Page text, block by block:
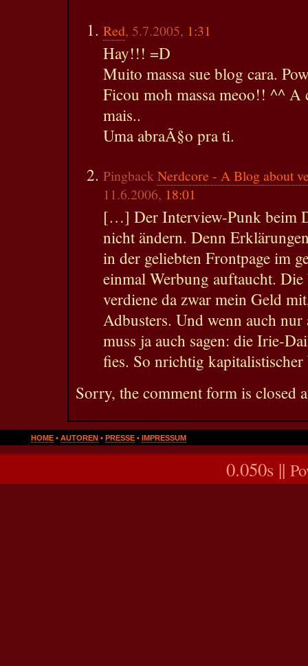
Red, 5.7.2005, 1:31
Hay!!! =D
Muito massa sue blog cara.
Ficou moh massa meoo!! ^^ A
mais..
Uma abraÃ§o pra ti.
PingbackNerdcore - A Blog about
11.6.2006, 18:01
[…] Der Interview-Punk beim
nicht ändern. Denn
in der geliebten Frontpage im
einmal Werbung auftaucht.
verdiene da zwar mein Geld
Adbusters. Und wenn auch
muss ja auch sagen: die Irie-
fies. So nrichtig
Sorry, the comment form is closed
HOME • AUTOREN • PRESSE • IMPRESSUM
0.050s ||